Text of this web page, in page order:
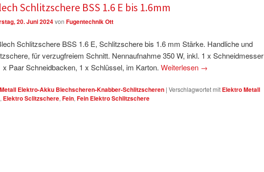
Schlitzschere BSS 1.6 E bis 1.6mm
20. Juni 2024von Fugentechnik Ott
Schlitzschere BSS 1.6 E, Schlitzschere bis 1.6 mm Stärke. Handliche und
für verzugfreiem Schnitt. Nennaufnahme 350 W, inkl. 1 x Schneidmesser
Paar Schneidbacken, 1 x Schlüssel, im Karton. Weiterlesen →
Elektro-Akku Blechscheren-Knabber-Schlitzscheren | Verschlagwortet mit Elektro Metall
, Elektro Sclitzschere, Fein, Fein Elektro Schlitzschere